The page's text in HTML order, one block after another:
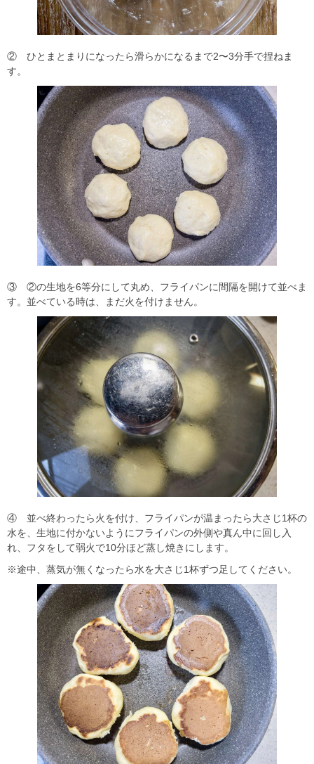
② ひとまとまりになったら滑らかになるまで2〜3分手で捏ねま
す。
③ ②の生地を6等分にして丸め、フライパンに間隔を開けて並べま
す。並べている時は、まだ火を付けません。
④ 並べ終わったら火を付け、フライパンが温まったら大さじ1杯の
水を、生地に付かないようにフライパンの外側や真ん中に回し入
れ、フタをして弱火で10分ほど蒸し焼きにします。
※途中、蒸気が無くなったら水を大さじ1杯ずつ足してください。